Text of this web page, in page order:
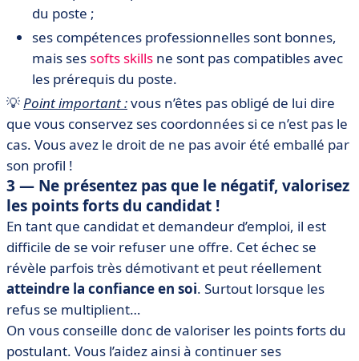
du poste ;
ses compétences professionnelles sont bonnes,
mais sessofts skills ne sont pas compatibles avec
les prérequis du poste.
💡Point important :vous n’êtes pas obligé de lui dire
que vous conservez ses coordonnées si ce n’est pas le
cas. Vous avez le droit de ne pas avoir été emballé par
son profil !
3 — Ne présentez pas que le négatif, valorisez
les points forts du candidat !
En tant que candidat et demandeur d’emploi, il est
difficile de se voir refuser une offre. Cet échec se
révèle parfois très démotivant et peut réellement
atteindre la confiance en soi. Surtout lorsque les
refus se multiplient…
On vous conseille donc de valoriser les points forts du
postulant. Vous l’aidez ainsi à continuer ses